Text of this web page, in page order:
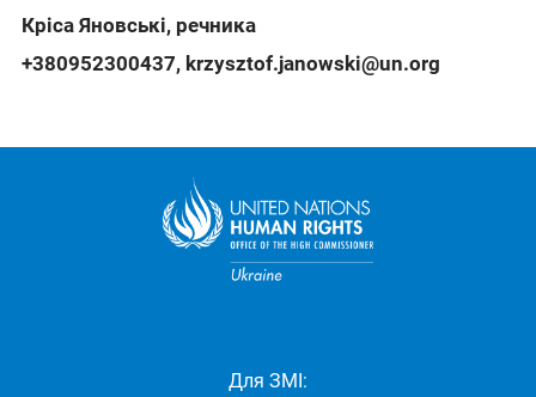
Кріса Яновські, речника
+380952300437, krzysztof.janowski@un.org
Для ЗМІ: